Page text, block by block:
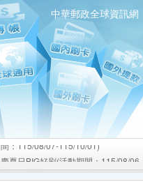
中華郵政全球資訊網
：115/08/07-115/10/01)
夏日BIG好刷(活動期間：115/08/06-
禮(活動期間：115/08/06-115/09/02)
：115/08/07-115/10/01)
夏日BIG好刷(活動期間：115/08/06-